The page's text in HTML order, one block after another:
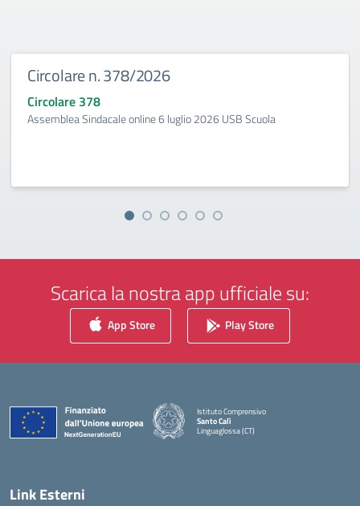
Circolare n. 378/2026
Circolare 378
Assemblea Sindacale online 6 luglio 2026 USB Scuola
Scarica la nostra app ufficiale su:
App Store Play Store
Istituto Comprensivo
Santo Calì
Linguaglossa (CT)
— Visita la pagina iniziale della scuola
Link Esterni